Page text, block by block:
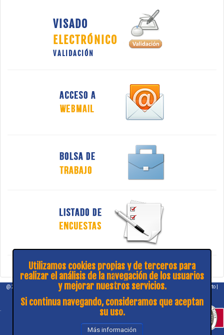
@ 2026 COPITIBA | Aviso legal |Política de privacidad |¿Consulta y sugerencias? Contacto
Mapa web
Utilizamos cookies propias y de terceros para
realizar el análisis de la navegación de los usuarios
y mejorar nuestros servicios.
Si continua navegando, consideramos que aceptan
su uso.
Más información